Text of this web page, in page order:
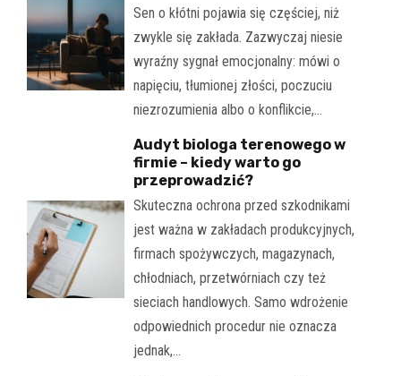
Sen o kłótni pojawia się częściej, niż
zwykle się zakłada. Zazwyczaj niesie
wyraźny sygnał emocjonalny: mówi o
napięciu, tłumionej złości, poczuciu
niezrozumienia albo o konflikcie,…
Audyt biologa terenowego w
firmie – kiedy warto go
przeprowadzić?
Skuteczna ochrona przed szkodnikami
jest ważna w zakładach produkcyjnych,
firmach spożywczych, magazynach,
chłodniach, przetwórniach czy też
sieciach handlowych. Samo wdrożenie
odpowiednich procedur nie oznacza
jednak,…